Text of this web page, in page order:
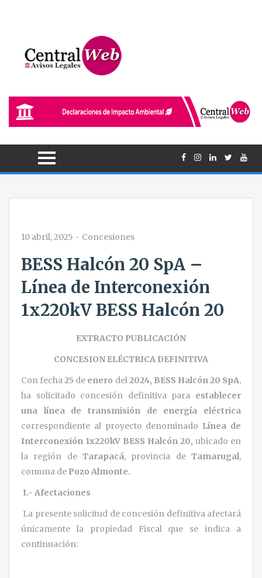
10 abril, 2025 - Concesiones
BESS Halcón 20 SpA –
Línea de Interconexión
1x220kV BESS Halcón 20
EXTRACTO PUBLICACIÓN
CONCESION ELÉCTRICA DEFINITIVA
Con fecha25 de enero del2024, BESS Halcón 20 SpA,
ha solicitado concesión definitiva para establecer
una línea de transmisión de energía eléctrica
correspondiente al proyecto denominado Línea de
Interconexión 1x220kV BESS Halcón 20, ubicado en
la región de Tarapacá, provincia de Tamarugal,
comuna de Pozo Almonte.
I.- Afectaciones
La presente solicitud de concesión definitiva afectará
únicamente la propiedad Fiscal que se indica a
continuación: